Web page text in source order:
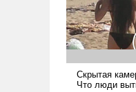
уязвимости
перед Китаем.